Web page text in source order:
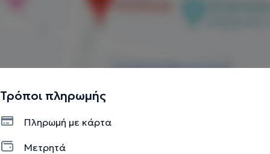
Τρόποι πληρωμής
Πληρωμή με κάρτα
Μετρητά